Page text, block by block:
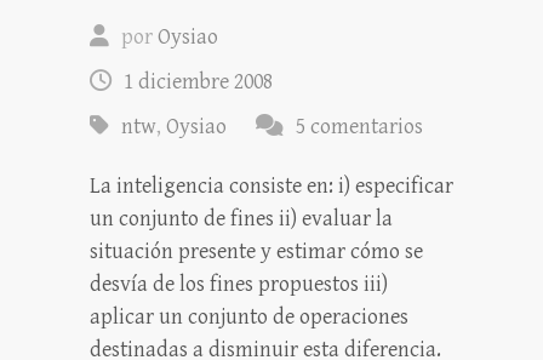
porOysiao
1 diciembre 2008
ntw, Oysiao 5 comentarios
La inteligencia consiste en: i) especificar
un conjunto de fines ii) evaluar la
situación presente y estimar cómo se
desvía de los fines propuestos iii)
aplicar un conjunto de operaciones
destinadas a disminuir esta diferencia.